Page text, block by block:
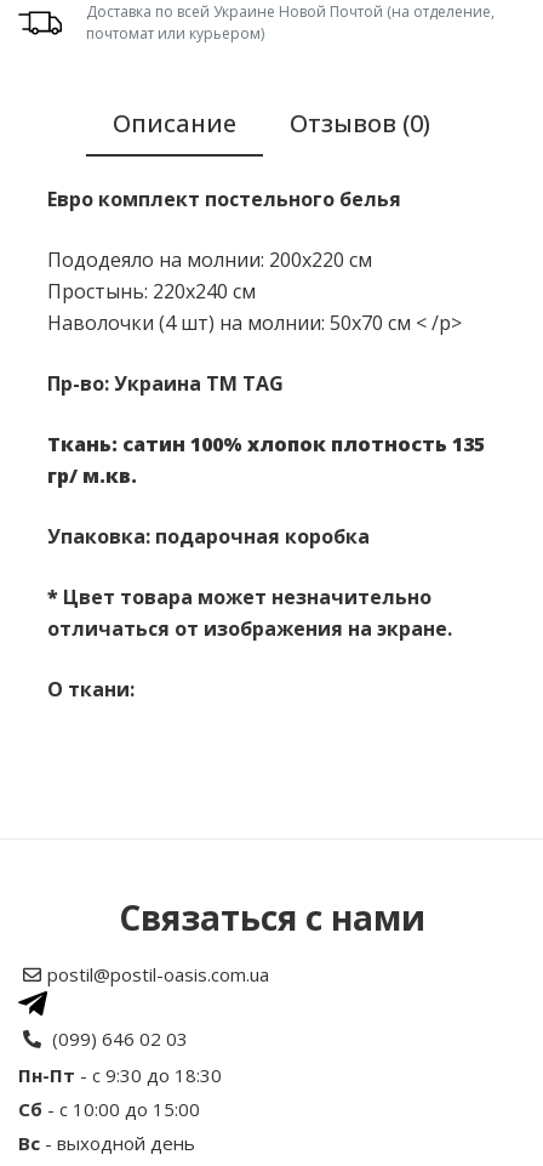
Доставка по всей Украине Новой Почтой (на отделение,
почтомат или курьером)
Описание Отзывов (0)
Евро комплект постельного белья
Пододеяло на молнии: 200x220 см
Простынь: 220x240 см
Наволочки (4 шт) на молнии: 50х70 см < /p>
Пр-во: Украина ТМ TAG
Ткань: сатин 100% хлопок плотность 135
гр/ м.кв.
Упаковка: подарочная коробка
* Цвет товара может незначительно
отличаться от изображения на экране.
О ткани:
Рейтинг
Ваш отзыв
Связаться с нами
postil@postil-oasis.com.ua
(099) 646 02 03
Пн-Пт - с 9:30 до 18:30
Сб - с 10:00 до 15:00
Вс - выходной день